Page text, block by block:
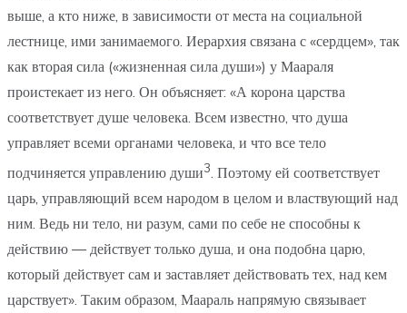
выше, а кто ниже, в зависимости от места на социальной
лестнице, ими занимаемого. Иерархия связана с «сердцем», так
как вторая сила («жизненная сила души») у Маараля
проистекает из него. Он объясняет: «А корона царства
соответствует душе человека. Всем известно, что душа
управляет всеми органами человека, и что все тело
подчиняется управлению души3 . Поэтому ей соответствует
царь, управляющий всем народом в целом и властвующий над
ним. Ведь ни тело, ни разум, сами по себе не способны к
действию — действует только душа, и она подобна царю,
который действует сам и заставляет действовать тех, над кем
царствует». Таким образом, Маараль напрямую связывает